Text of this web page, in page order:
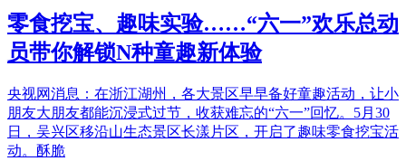
零食挖宝、趣味实验……“六一”欢乐总动
员带你解锁N种童趣新体验
央视网消息：在浙江湖州，各大景区早早备好童趣活动，让小
朋友大朋友都能沉浸式过节，收获难忘的“六一”回忆。5月30
日，吴兴区移沿山生态景区长漾片区，开启了趣味零食挖宝活
动。酥脆